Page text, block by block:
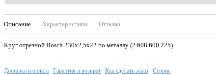
Описание Характеристики Отзывы
Круг отрезной Bosch 230х2,5х22 по металлу (2.608.600.225)
Доставка и оплата Гарантия и возврат Как сделать заказ Сервис